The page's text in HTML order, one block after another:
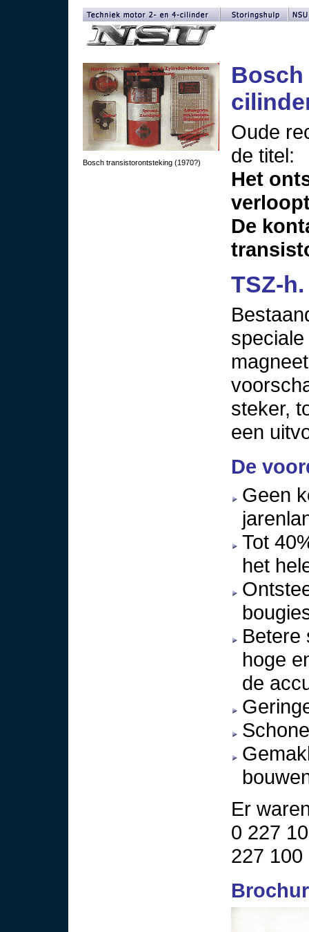
Bosch transistorontsteking (1970?)
Oude
de titel:
Het
De
TSZ-h.
steker,
een
De
Geen
Tot
het
Betere
hoge
de
Er
0 227
227 100